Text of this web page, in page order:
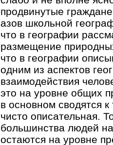
продвинутые
азов школьной
что в географии
размещение
что в географии
одним из аспектов
взаимодействия
это на уровне общих
в основном сводятся
чисто описательная.
большинства людей
остаются на уровне